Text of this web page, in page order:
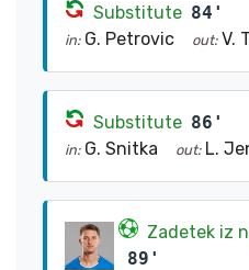
Substitute 84'
in: G. Petrovic out: V.
Substitute 86'
in: G. Snitka out: L.
Zadetek iz
89'